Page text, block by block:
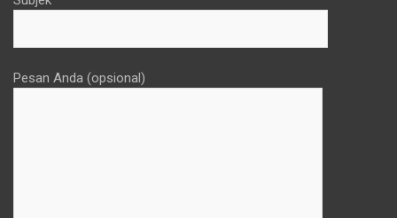
Pesan Anda (opsional)